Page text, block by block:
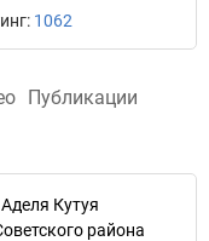
1062
Публикации
Кутуя
района